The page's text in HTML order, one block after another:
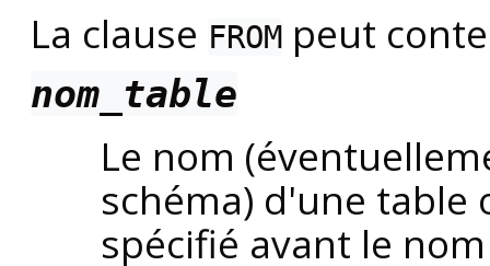
La clause FROM peut
nom_table
Le nom
schéma) d'une table
spécifié avant le